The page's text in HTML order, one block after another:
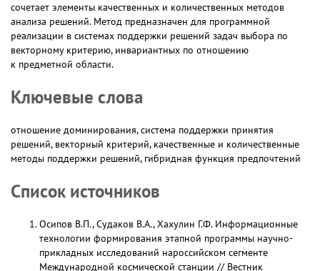
сочетает элементы качественных и количественных методов
анализа решений. Метод предназначен для программной
реализации в системах поддержки решений задач выбора по
векторному критерию, инвариантных по отношению
к предметной области.
Ключевые слова
отношение доминирования, система поддержки принятия
решений, векторный критерий, качественные и количественные
методы поддержки решений, гибридная функция предпочтений
Список источников
Осипов В.П., Судаков В.А., Хахулин Г.Ф. Информационные
технологии формирования этапной программы научно-
прикладных исследований нароссийском сегменте
Международной космической станции // Вестник